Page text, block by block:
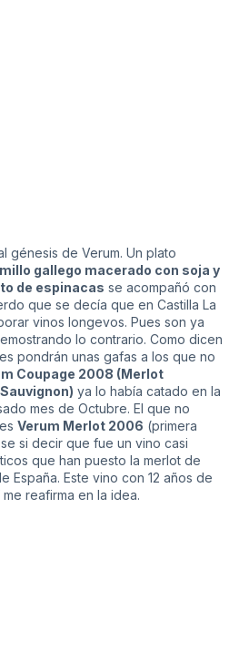
génesis de Verum. Un plato
gallego macerado con soja y
de espinacas se acompañó con
que se decía que en Castilla La
vinos longevos. Pues son ya
lo contrario. Como dicen
pondrán unas gafas a los que no
Coupage 2008 (Merlot
ya lo había catado en la
mes de Octubre. El que no
Verum Merlot 2006 (primera
si decir que fue un vino casi
que han puesto la merlot de
España. Este vino con 12 años de
reafirma en la idea.